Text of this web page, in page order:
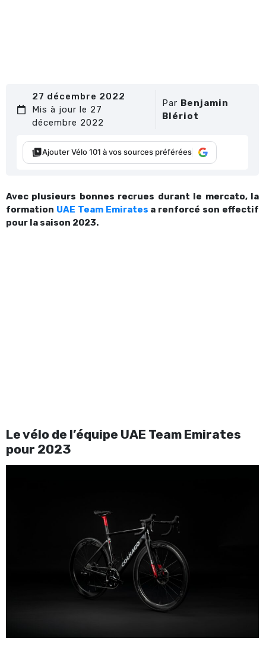
27 décembre 2022
Mis à jour le 27
décembre 2022
Par Benjamin
Blériot
Ajouter Vélo 101 à vos sources préférées
Avec plusieurs bonnes recrues durant le mercato, la
formation UAE Team Emirates a renforcé son effectif
pour la saison 2023.
Le vélo de l’équipe UAE Team Emirates
pour 2023